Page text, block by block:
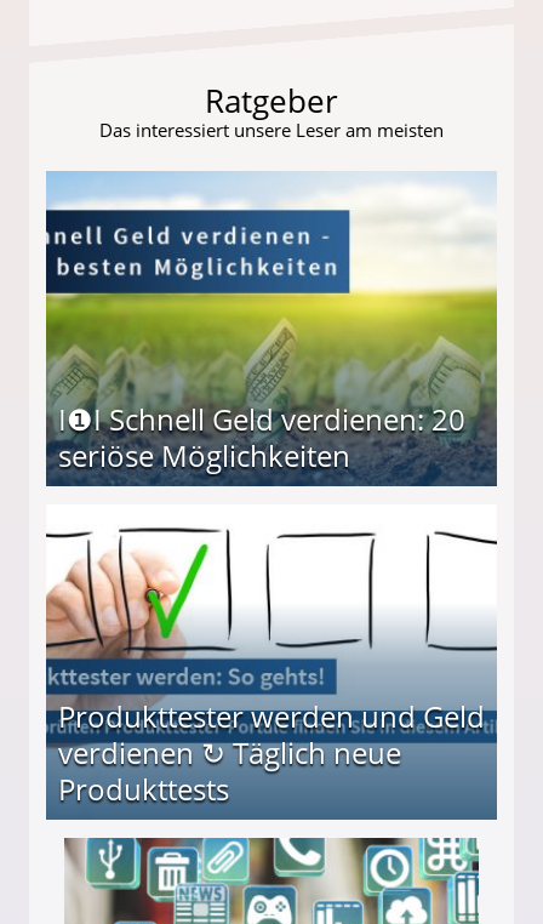
Ratgeber
Das interessiert unsere Leser am meisten
I❶I Schnell Geld verdienen: 20
seriöse Möglichkeiten
Produkttester werden und Geld
verdienen ↻ Täglich neue
Produkttests
↻ Täglich neue Produkttests